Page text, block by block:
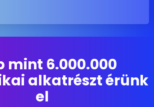
mint 6.000.000
alkatrészt érünk
el